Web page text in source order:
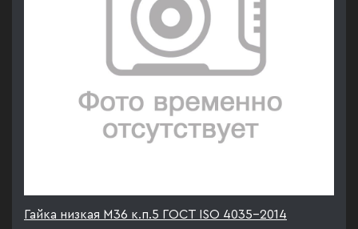
Гайка низкая М36 к.п.5 ГОСТ ISO 4035-2014